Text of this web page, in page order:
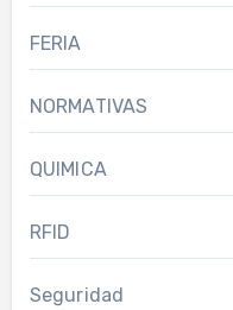
FERIA
NORMATIVAS
QUIMICA
RFID
Seguridad